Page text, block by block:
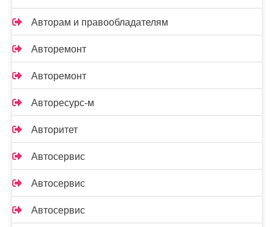
Авторам и правообладателям
Авторемонт
Авторемонт
Авторесурс-м
Авторитет
Автосервис
Автосервис
Автосервис